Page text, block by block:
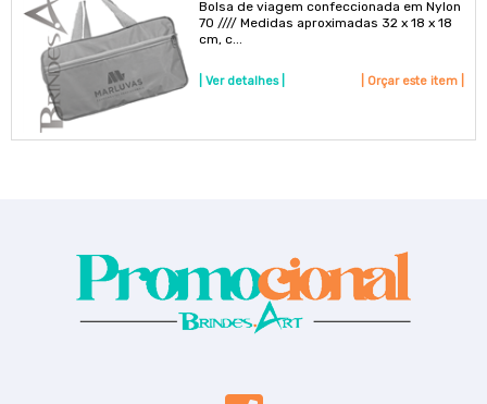
Bolsa de viagem confeccionada em Nylon
70 //// Medidas aproximadas 32 x 18 x 18
cm, c...
| Ver detalhes | | Orçar este item |